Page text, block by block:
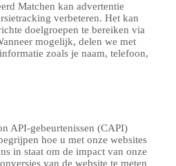
Matchen kan advertentie
verbeteren. Het kan
doelgroepen te bereiken via
mogelijk, delen we met
zoals je naam, telefoon,
API-gebeurtenissen (CAPI)
hoe u met onze websites
in staat om de impact van onze
van de website te meten